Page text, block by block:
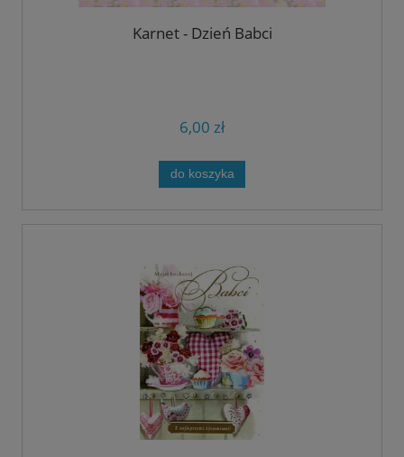
Karnet - Dzień Babci
6,00 zł
do koszyka